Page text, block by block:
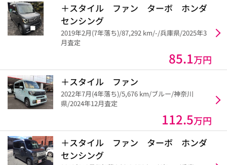
＋スタイル ファン ターボ ホンダ
センシング
2019年2月(7年落ち)/87,292 km/-/兵庫県/2025年3
月査定
85.1万円
＋スタイル ファン
2022年7月(4年落ち)/5,676 km/ブルー/神奈川
県/2024年12月査定
112.5万円
＋スタイル ファン ターボ ホンダ
センシング